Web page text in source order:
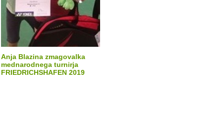
Anja Blazina zmagovalka
mednarodnega turnirja
FRIEDRICHSHAFEN 2019